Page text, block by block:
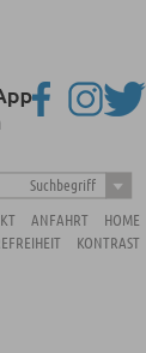
Suchbegriff
ANFAHRT
HOME
KONTRAST